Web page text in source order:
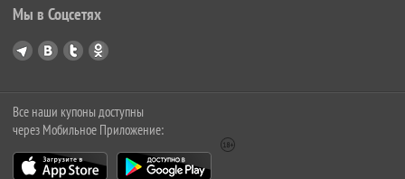
Мы в Соцсетях
Все наши купоны доступны
через Мобильное Приложение: